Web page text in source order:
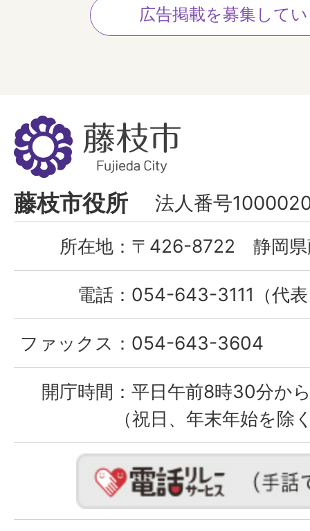
広告掲載を募集して
藤
枝
市
Fujieda
City
藤枝市役所 法人番号
所在地： 〒426-8722 静岡県
電話： 054-643-3111（代
ファックス： 054-643-3604
開庁時間： 平日午前8時30分か
（祝日、年末年始を除